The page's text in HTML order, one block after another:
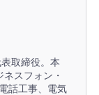
取締役。本
スフォン・
話工事、電気